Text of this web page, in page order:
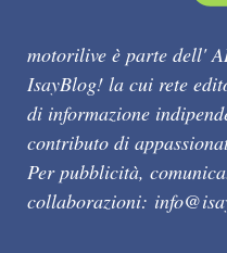
motorilive è parte dell'
IsayBlog! la cui rete
di informazione
contributo di
Per pubblicità,
collaborazioni: